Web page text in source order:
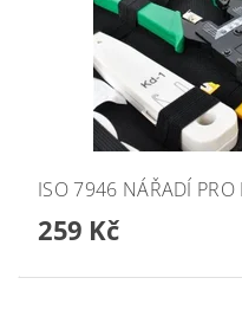
ISO 7946 NÁŘADÍ PRO
259 Kč